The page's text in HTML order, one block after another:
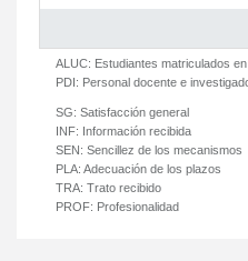
ALUC: Estudiantes matriculados
PDI: Personal docente e
SG: Satisfacción general
INF: Información recibida
SEN: Sencillez de los mecanismos
PLA: Adecuación de los plazos
TRA: Trato recibido
PROF: Profesionalidad